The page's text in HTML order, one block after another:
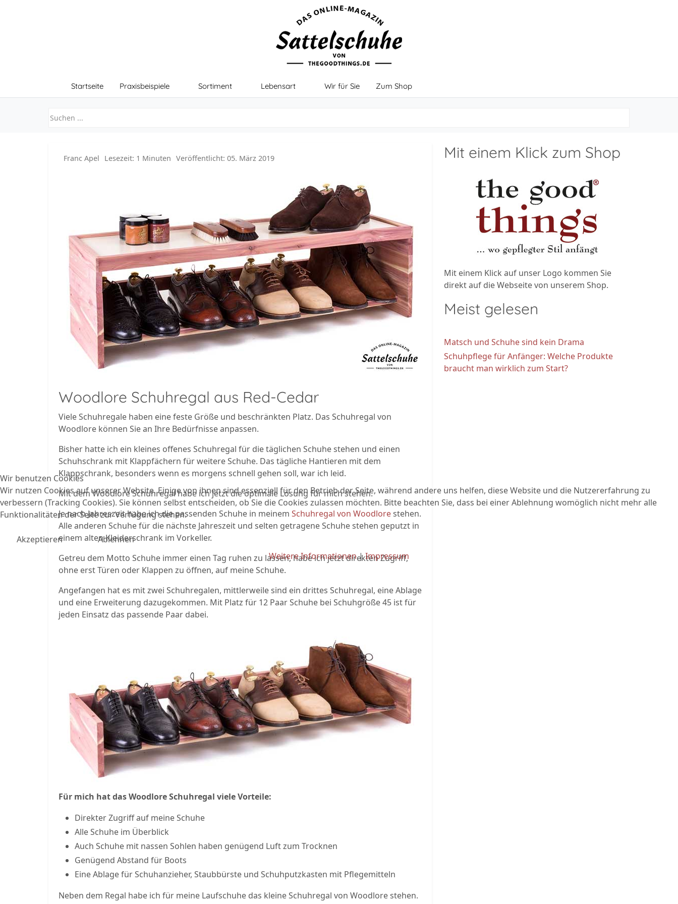
Startseite Praxisbeispiele Sortiment Lebensart Wir für Sie Zum Shop
Franc Apel Lesezeit: 1 Minuten Veröffentlicht: 05. März 2019
Woodlore Schuhregal aus Red-Cedar
Viele Schuhregale haben eine feste Größe und beschränkten Platz. Das Schuhregal von
Woodlore können Sie an Ihre Bedürfnisse anpassen.
Bisher hatte ich ein kleines offenes Schuhregal für die täglichen Schuhe stehen und einen
Schuhschrank mit Klappfächern für weitere Schuhe. Das tägliche Hantieren mit dem
Klappschrank, besonders wenn es morgens schnell gehen soll, war ich leid.
Mit dem Woodlore Schuhregal habe ich jetzt die optimale Lösung für mich stehen.
Je nach Jahreszeit habe ich die passenden Schuhe in meinem Schuhregal von Woodlorestehen.
Alle anderen Schuhe für die nächste Jahreszeit und selten getragene Schuhe stehen geputzt in
einem alten Kleiderschrank im Vorkeller.
Getreu dem Motto Schuhe immer einen Tag ruhen zu lassen, habe ich jetzt direkten Zugriff,
ohne erst Türen oder Klappen zu öffnen, auf meine Schuhe.
Angefangen hat es mit zwei Schuhregalen, mittlerweile sind ein drittes Schuhregal, eine Ablage
und eine Erweiterung dazugekommen. Mit Platz für 12 Paar Schuhe bei Schuhgröße 45 ist für
jeden Einsatz das passende Paar dabei.
Für mich hat das Woodlore Schuhregal viele Vorteile:
Direkter Zugriff auf meine Schuhe
Alle Schuhe im Überblick
Auch Schuhe mit nassen Sohlen haben genügend Luft zum Trocknen
Genügend Abstand für Boots
Eine Ablage für Schuhanzieher, Staubbürste und Schuhputzkasten mit Pflegemitteln
Neben dem Regal habe ich für meine Laufschuhe das kleine Schuhregal von Woodlore stehen.
Mit einem Klick zum Shop
Mit einem Klick auf unser Logo kommen Sie
direkt auf die Webseite von unserem Shop.
Meist gelesen
Matsch und Schuhe sind kein Drama
Schuhpflege für Anfänger: Welche Produkte
braucht man wirklich zum Start?
Wir benutzen Cookies
Wir nutzen Cookies auf unserer Website. Einige von ihnen sind essenziell für den Betrieb der Seite, während andere uns helfen, diese Website und die Nutzererfahrung zu
verbessern (Tracking Cookies). Sie können selbst entscheiden, ob Sie die Cookies zulassen möchten. Bitte beachten Sie, dass bei einer Ablehnung womöglich nicht mehr alle
Funktionalitäten der Seite zur Verfügung stehen.
Akzeptieren
Ablehnen
Weitere Informationen|Impressum